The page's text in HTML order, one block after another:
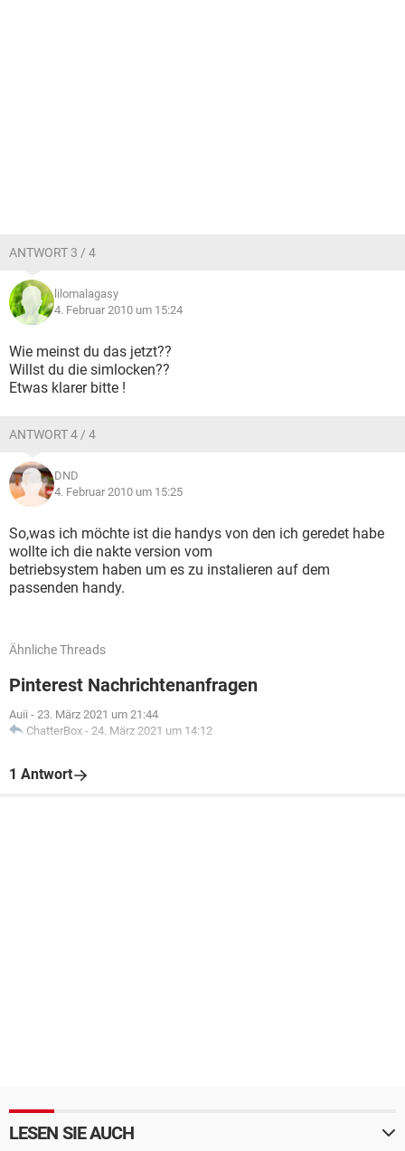
ANTWORT 3 / 4
lilomalagasy
4. Februar 2010 um 15:24
Wie meinst du das jetzt??
Willst du die simlocken??
Etwas klarer bitte !
ANTWORT 4 / 4
DND
4. Februar 2010 um 15:25
So,was ich möchte ist die handys von den ich geredet habe
wollte ich die nakte version vom
betriebsystem haben um es zu instalieren auf dem
passenden handy.
Ähnliche Threads
Pinterest Nachrichtenanfragen
Auii - 23. März 2021 um 21:44
ChatterBox - 24. März 2021 um 14:12
1 Antwort
LESEN SIE AUCH